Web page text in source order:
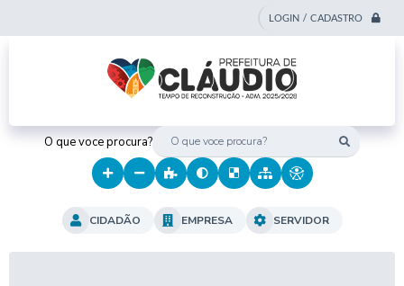
LOGIN / CADASTRO
O que voce procura?
CIDADÃO EMPRESA SERVIDOR